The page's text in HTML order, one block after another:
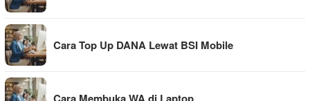
Cara Top Up DANA Lewat BSI Mobile